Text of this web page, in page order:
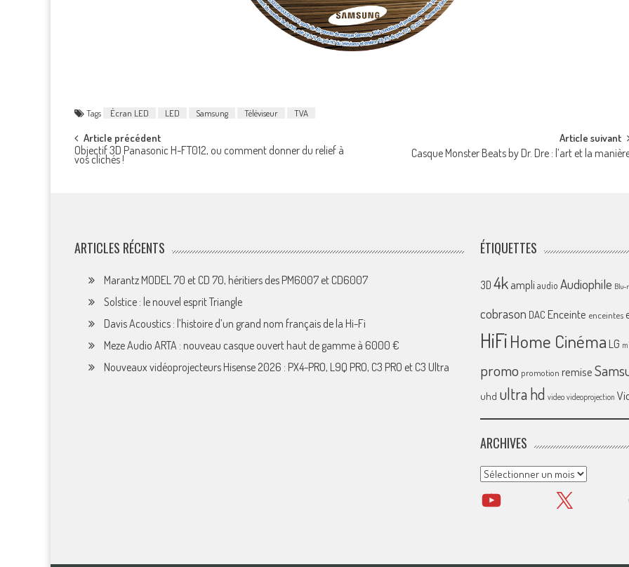
Tags Écran LED LED Samsung Téléviseur TVA
Post
navigation
Article précédent
Objectif 3D Panasonic H-FT012, ou comment donner du relief à
vos clichés !
Article suivant
Casque Monster Beats by Dr. Dre : l’art et la
ARTICLES RÉCENTS
Marantz MODEL 70 et CD 70, héritiers des PM6007 et CD6007
Solstice : le nouvel esprit Triangle
Davis Acoustics : l’histoire d’un grand nom français de la Hi-Fi
Meze Audio ARTA : nouveau casque ouvert haut de gamme à 6000 €
Nouveaux vidéoprojecteurs Hisense 2026 : PX4-PRO, L9Q PRO, C3 PRO et C3 Ultra
ÉTIQUETTES
3D 4k ampliaudio Audiophile Blu-
cobrason DAC Enceinte enceintes
HiFiHome Cinéma LG
promo promotion remise
uhd ultra hd video videoprojection
ARCHIVES
Archives
YouTube X